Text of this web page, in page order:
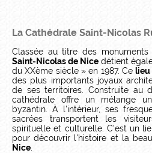
La Cathédrale Saint-Nicolas
Classée au titre des
Saint-Nicolas de Nice détient
du XXème siècle » en 1987. Ce lieu
des plus importants joyaux
de ses territoires. Construite au
cathédrale offre un mélange
byzantin. À l'intérieur, ses
sacrées transportent les
spirituelle et culturelle. C'est un
pour découvrir l'histoire et la
Nice